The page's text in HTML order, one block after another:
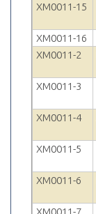
XM0011-15
XM0011-16
XM0011-2
XM0011-3
XM0011-4
XM0011-5
XM0011-6